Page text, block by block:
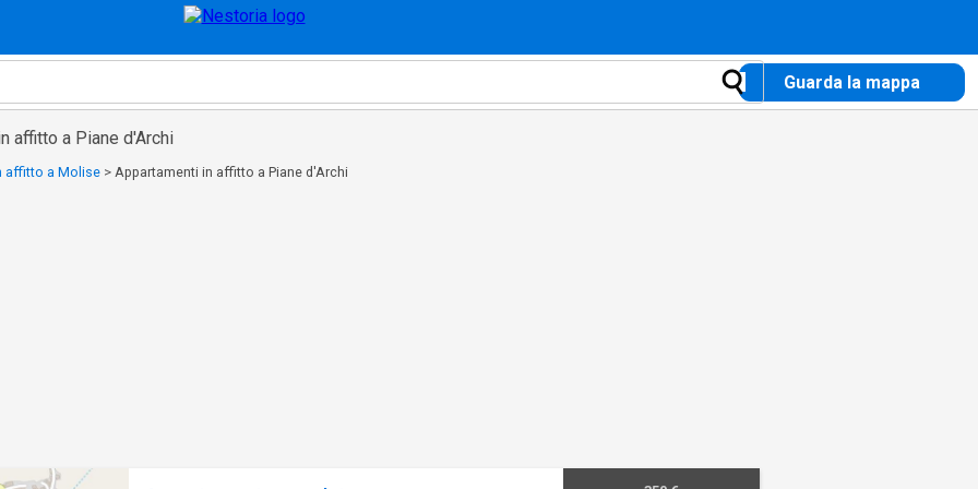
Guarda la mappa
affitto a Piane d'Archi
affitto a Molise > Appartamenti in affitto a Piane d'Archi